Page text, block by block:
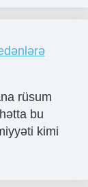
rüsum
bu
kimi